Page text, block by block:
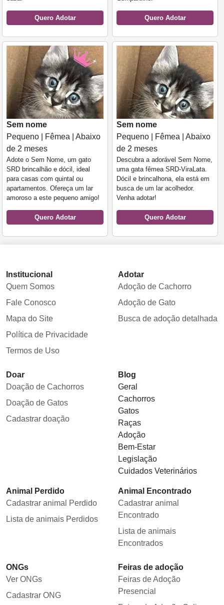
Quero Adotar Quero Adotar
Sem nome
Pequeno | Fêmea | Abaixo
de 2 meses
Adote o Sem Nome, um gato
SRD brincalhão e dócil, ideal
para casas com quintal ou
apartamentos. Ofereça um lar
amoroso a este pequeno amigo!
Quero Adotar
Sem nome
Pequeno | Fêmea | Abaixo
de 2 meses
Descubra a adorável Sem Nome,
uma gata fêmea SRD-ViraLata.
Dócil e brincalhona, ela está em
busca de um lar acolhedor.
Venha adotar!
Quero Adotar
Institucional
Quem Somos
Fale Conosco
Mapa do Site
Política de Privacidade
Termos de Uso
Adotar
Adoção de Cachorro
Adoção de Gato
Busca de adoção detalhada
Doar
Doação de Cachorros
Doação de Gatos
Cadastrar doação
Blog
Geral
Cachorros
Gatos
Raças
Adoção
Bem-Estar
Legislação
Cuidados Veterinários
Animal Perdido
Cadastrar animal Perdido
Lista de animais Perdidos
Animal Encontrado
Cadastrar animal
Encontrado
Lista de animais
Encontrados
ONGs
Ver ONGs
Cadastrar ONG
Feiras de adoção
Feiras de Adoção
Presencial